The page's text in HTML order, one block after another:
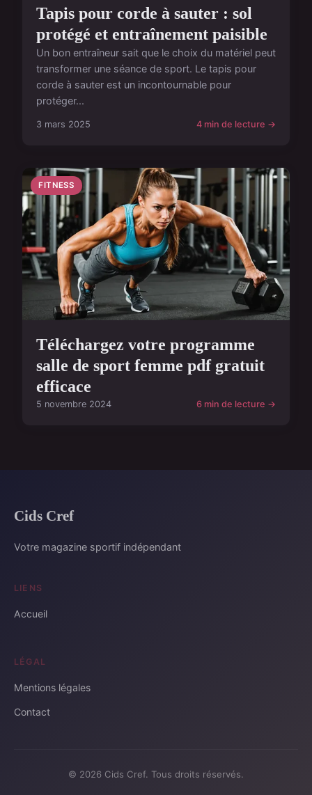
Tapis pour corde à sauter : sol
protégé et entraînement paisible
Un bon entraîneur sait que le choix du matériel peut
transformer une séance de sport. Le tapis pour
corde à sauter est un incontournable pour
protéger...
3 mars 2025 4 min de lecture →
FITNESS
Téléchargez votre programme
salle de sport femme pdf gratuit
efficace
5 novembre 2024 6 min de lecture →
Cids Cref
Votre magazine sportif indépendant
LIENS
Accueil
LÉGAL
Mentions légales
Contact
© 2026 Cids Cref. Tous droits réservés.